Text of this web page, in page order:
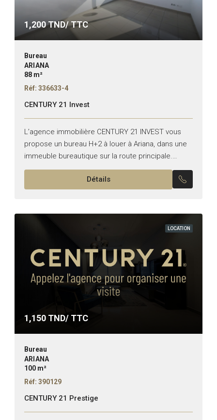
1,200TND/ TTC
Bureau
ARIANA
88 m²
Réf: 336633-4
CENTURY 21 Invest
L’agence immobilière CENTURY 21 INVEST vous
propose un bureau H+2 à louer à Ariana, dans une
immeuble bureautique sur la route principale.
Superficie :88 m² Il se compose de : – Un...
Détails
LOCATION
1,150 TND/ TTC
Bureau
ARIANA
100 m²
Réf: 390129
CENTURY 21 Prestige